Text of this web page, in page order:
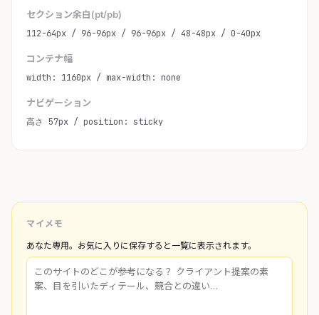
セクション余白(pt/pb)
112-64px / 96-96px / 96-96px / 48-48px / 0-40px
コンテナ幅
width: 1160px / max-width: none
ナビゲーション
高さ 57px / position: sticky
マイメモ
あなた専用。お気に入りに保存すると一覧に表示されます。